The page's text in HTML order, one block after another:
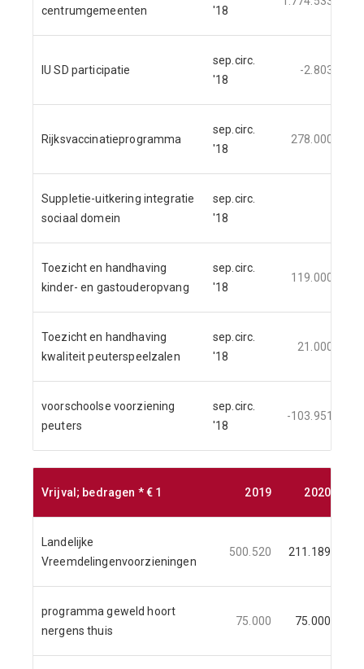
centrumgemeenten
'18
IU SD participatie
sep.circ.
'18
-2.803
Rijksvaccinatieprogramma
sep.circ.
'18
278.000
Suppletie-uitkering integratie
sociaal domein
sep.circ.
'18
Toezicht en handhaving
kinder- en gastouderopvang
sep.circ.
'18
119.000
Toezicht en handhaving
kwaliteit peuterspeelzalen
sep.circ.
'18
21.000
voorschoolse voorziening
peuters
sep.circ.
'18
-103.951
Vrijval; bedragen * € 1 2019 2020
Landelijke
Vreemdelingenvoorzieningen
500.520 211.189
programma geweld hoort
nergens thuis
75.000 75.000